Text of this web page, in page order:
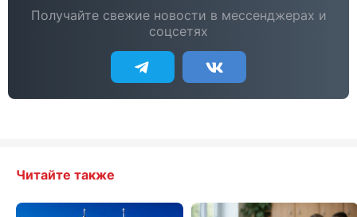
Получайте свежие новости в мессенджерах и
соцсетях
Читайте также